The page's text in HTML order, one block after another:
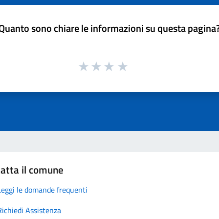
sono chiare le informazioni su questa
il comune
le domande frequenti
Assistenza